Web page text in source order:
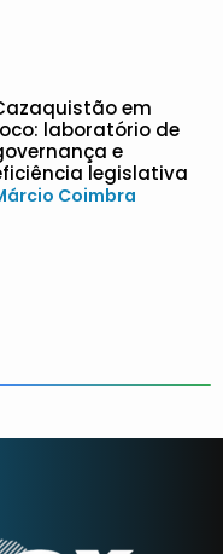
em
laboratório de
e
legislativa
Coimbra